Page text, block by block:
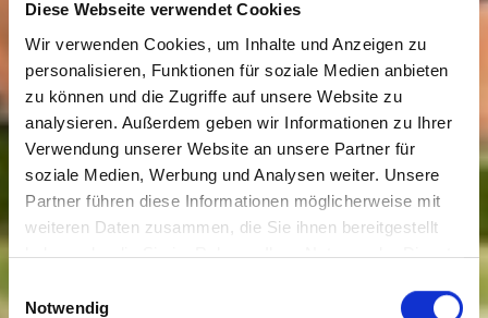
Diese Webseite verwendet Cookies
Wir verwenden Cookies, um Inhalte und Anzeigen zu
personalisieren, Funktionen für soziale Medien anbieten
zu können und die Zugriffe auf unsere Website zu
analysieren. Außerdem geben wir Informationen zu Ihrer
Verwendung unserer Website an unsere Partner für
soziale Medien, Werbung und Analysen weiter. Unsere
Partner führen diese Informationen möglicherweise mit
weiteren Daten zusammen, die Sie ihnen bereitgestellt
haben oder die Sie im Rahmen Ihrer Nutzung der Dienste
Cookies, wenn Sie unsere Webseite weiterhin nutzen.
Notwendig